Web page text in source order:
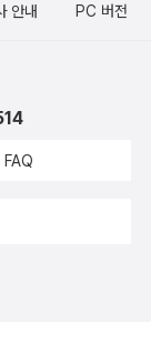
5권으로 옛이야
> <홍길동전
을 골랐다.선정
행하기에 볶을 복
안내 PC 버전
FAQ